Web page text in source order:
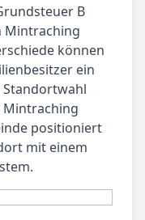
B
Mintraching
können
ein
Mintraching
positioniert
mit einem